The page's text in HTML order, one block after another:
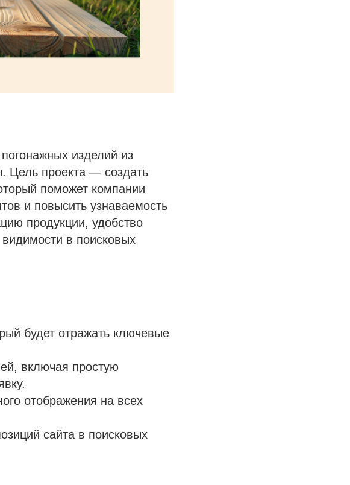
изделий из
Цель проекта — создать
поможет компании
и повысить узнаваемость
продукции, удобство
в поисковых
будет отражать ключевые
включая простую
отображения на всех
сайта в поисковых